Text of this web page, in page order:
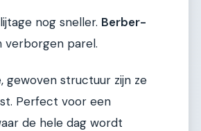
nog sneller. Berber-
verborgen parel.
gewoven structuur zijn ze
Perfect voor een
de hele dag wordt